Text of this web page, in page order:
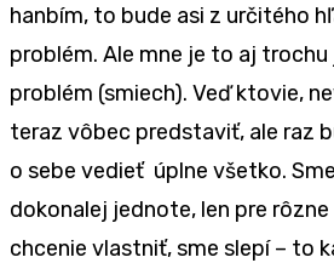
hanbím, to bude asi z určitého
problém. Ale mne je to aj
problém (smiech). Veď ktovie,
teraz vôbec predstaviť, ale raz
o sebe vedieť úplne všetko.
dokonalej jednote, len pre
chcenie vlastniť, sme slepí – to